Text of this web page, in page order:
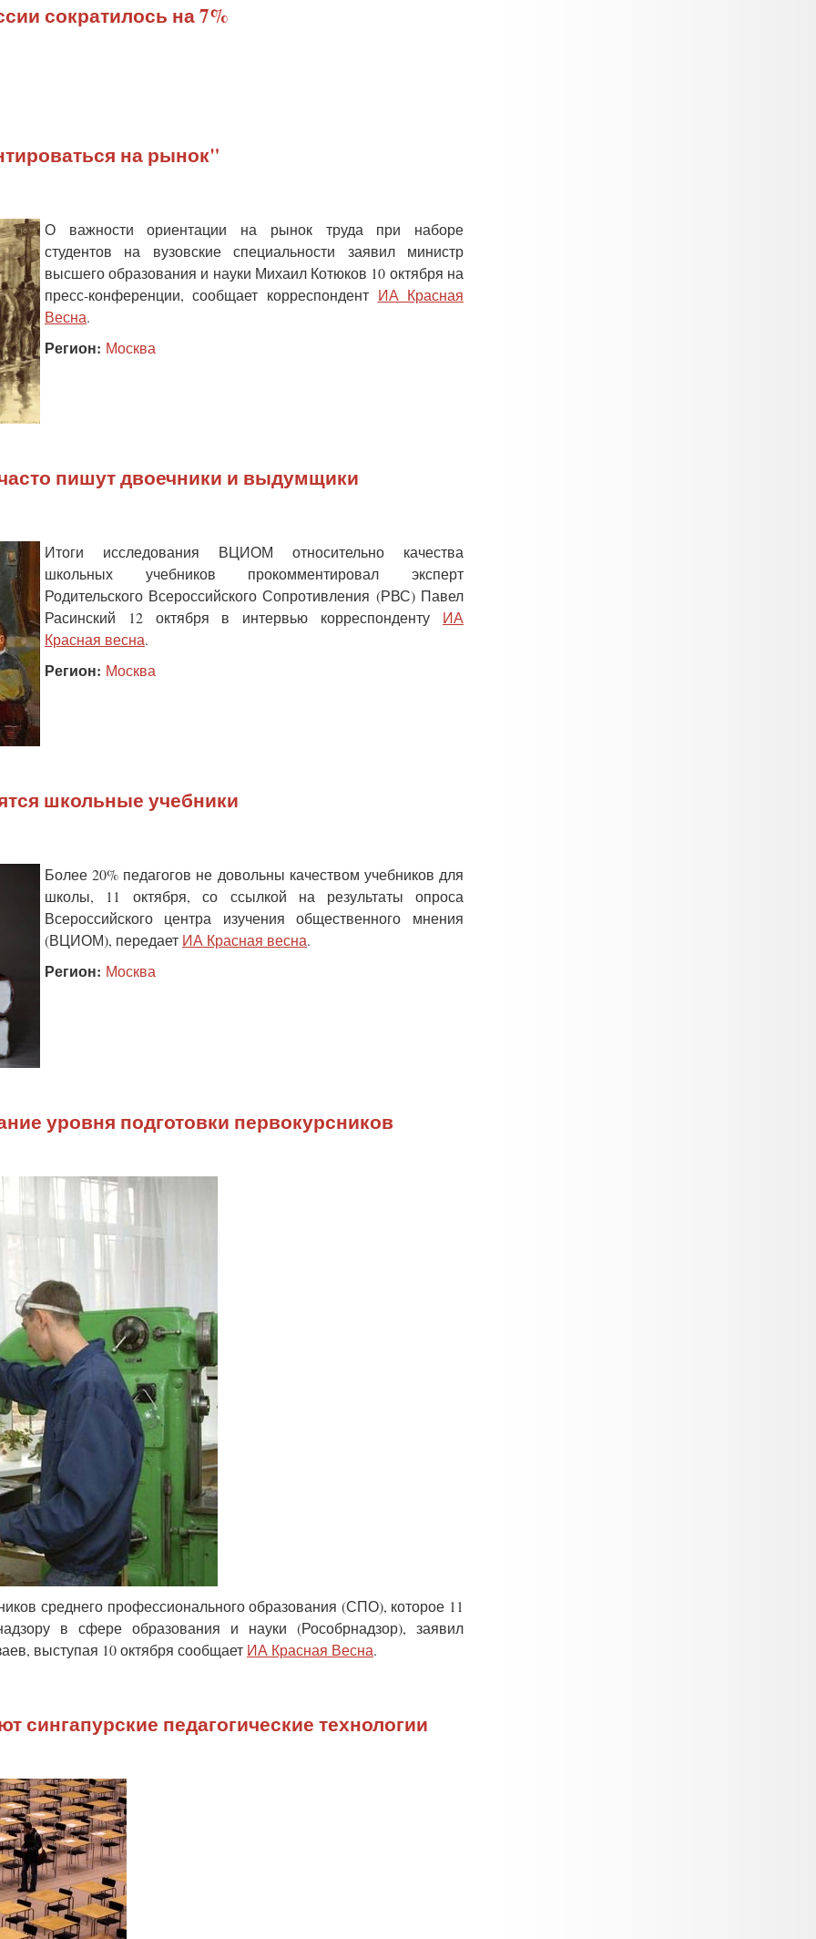
сократилось на 7%
на рынок"
О важности ориентации на рынок труда при наборе
студентов на вузовские специальности заявил министр
высшего образования и науки Михаил Котюков 10 октября на
пресс-конференции, сообщает корреспондент ИА Красная
Весна.
Регион: Москва
пишут двоечники и выдумщики
Итоги исследования ВЦИОМ относительно качества
школьных учебников прокомментировал эксперт
Родительского Всероссийского Сопротивления (РВС) Павел
Расинский 12 октября в интервью корреспонденту ИА
Красная весна.
Регион: Москва
школьные учебники
Более 20% педагогов не довольны качеством учебников для
школы, 11 октября, со ссылкой на результаты опроса
Всероссийского центра изучения общественного мнения
(ВЦИОМ), передает ИА Красная весна.
Регион: Москва
уровня подготовки первокурсников
среднего профессионального образования (СПО), которое 11
в сфере образования и науки (Рособрнадзор), заявил
выступая 10 октября сообщает ИА Красная Весна.
педагогические технологии